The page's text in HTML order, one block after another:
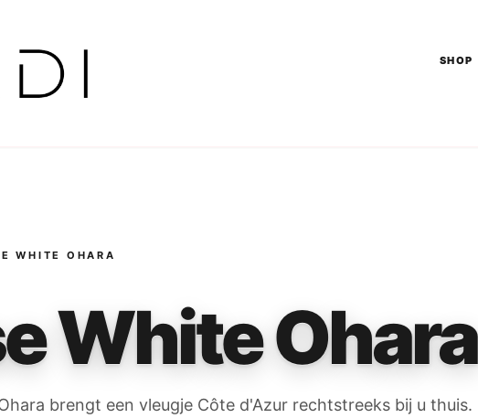
SHOP
WHITE OHARA
White Ohara
brengt een vleugje Côte d'Azur rechtstreeks bij u thuis.